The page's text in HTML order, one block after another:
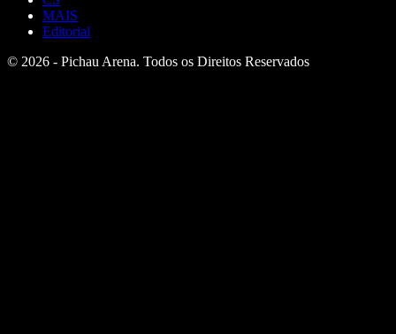
MAIS
Editorial
© 2026 - Pichau Arena. Todos os Direitos Reservados